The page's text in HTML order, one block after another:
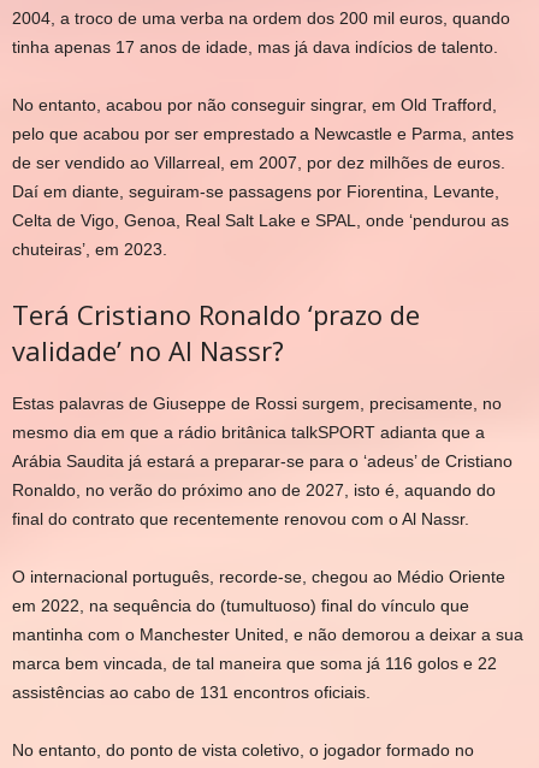
2004, a troco de uma verba na ordem dos 200 mil euros, quando
tinha apenas 17 anos de idade, mas já dava indícios de talento.
No entanto, acabou por não conseguir singrar, em Old Trafford,
pelo que acabou por ser emprestado a Newcastle e Parma, antes
de ser vendido ao Villarreal, em 2007, por dez milhões de euros.
Daí em diante, seguiram-se passagens por Fiorentina, Levante,
Celta de Vigo, Genoa, Real Salt Lake e SPAL, onde ‘pendurou as
chuteiras’, em 2023.
Terá Cristiano Ronaldo ‘prazo de
validade’ no Al Nassr?
Estas palavras de Giuseppe de Rossi surgem, precisamente, no
mesmo dia em que a rádio britânica talkSPORT adianta que a
Arábia Saudita já estará a preparar-se para o ‘adeus’ de Cristiano
Ronaldo, no verão do próximo ano de 2027, isto é, aquando do
final do contrato que recentemente renovou com o Al Nassr.
O internacional português, recorde-se, chegou ao Médio Oriente
em 2022, na sequência do (tumultuoso) final do vínculo que
mantinha com o Manchester United, e não demorou a deixar a sua
marca bem vincada, de tal maneira que soma já 116 golos e 22
assistências ao cabo de 131 encontros oficiais.
No entanto, do ponto de vista coletivo, o jogador formado no